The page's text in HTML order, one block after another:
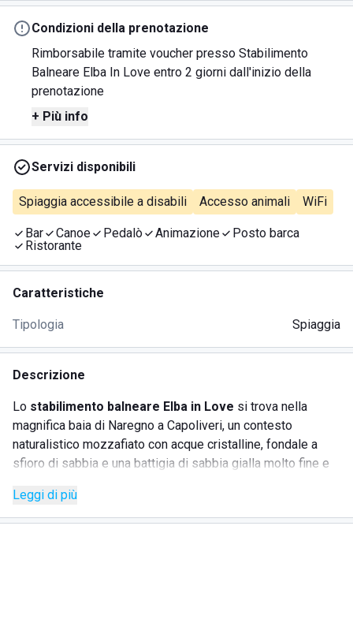
Condizioni della prenotazione
Rimborsabile tramite voucher presso Stabilimento
Balneare Elba In Love entro 2 giorni dall'inizio della
prenotazione
+ Più info
Servizi disponibili
Spiaggia accessibile a disabili Accesso animali WiFi
Bar Canoe Pedalò Animazione
Posto barca
Ristorante
Caratteristiche
Tipologia Spiaggia
Descrizione
Lo stabilimento balneare Elba in Love si trova nella
magnifica baia di Naregno a Capoliveri, un contesto
naturalistico mozzafiato con acque cristalline, fondale a
sfioro di sabbia e una battigia di sabbia gialla molto fine e
spagnola e alla vostra sinistra Porto Azzurro. Lo
stabilimento, di oltre 1500 metri quadrati, offre tutti i servizi
Leggi di più